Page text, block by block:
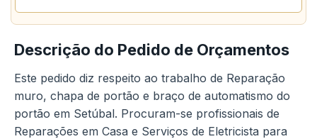
Descrição do Pedido de Orçamentos
Este pedido diz respeito ao trabalho de Reparação
muro, chapa de portão e braço de automatismo do
portão em Setúbal. Procuram-se profissionais de
Reparações em Casa e Serviços de Eletricista para